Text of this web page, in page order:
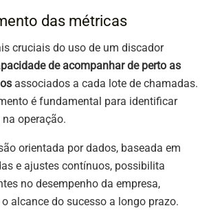
das métricas
cruciais do uso de um discador
de acompanhar de perto as
associados a cada lote de chamadas.
é fundamental para identificar
operação.
orientada por dados, baseada em
e ajustes contínuos, possibilita
no desempenho da empresa,
alcance do sucesso a longo prazo.